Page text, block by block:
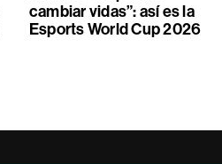
cambiar vidas”: así es la
Esports World Cup 2026